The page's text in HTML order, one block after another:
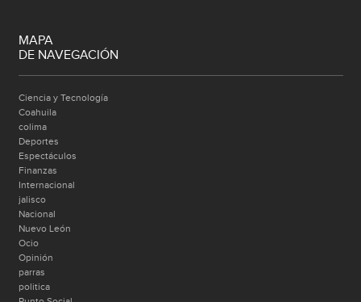
MAPA
DE NAVEGACIÓN
Ciencia y Tecnología
Coahuila
colima
Deportes
Espectáculos
Finanzas
Internacional
jalisco
Nacional
Nuevo León
Ocio
Opinión
parras
politica